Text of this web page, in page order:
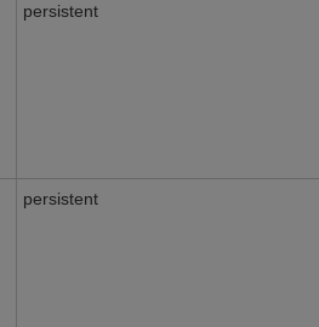
persistent
persistent